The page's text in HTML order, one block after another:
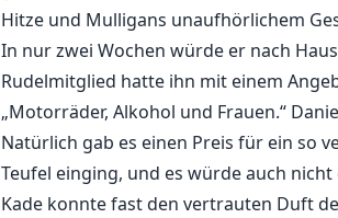
Hitze und Mulligans unaufhörlichem
In nur zwei Wochen würde er nach
Rudelmitglied hatte ihn mit einem
„Motorräder, Alkohol und Frauen.“
Natürlich gab es einen Preis für ein so
Teufel einging, und es würde auch nicht
Kade konnte fast den vertrauten Duft